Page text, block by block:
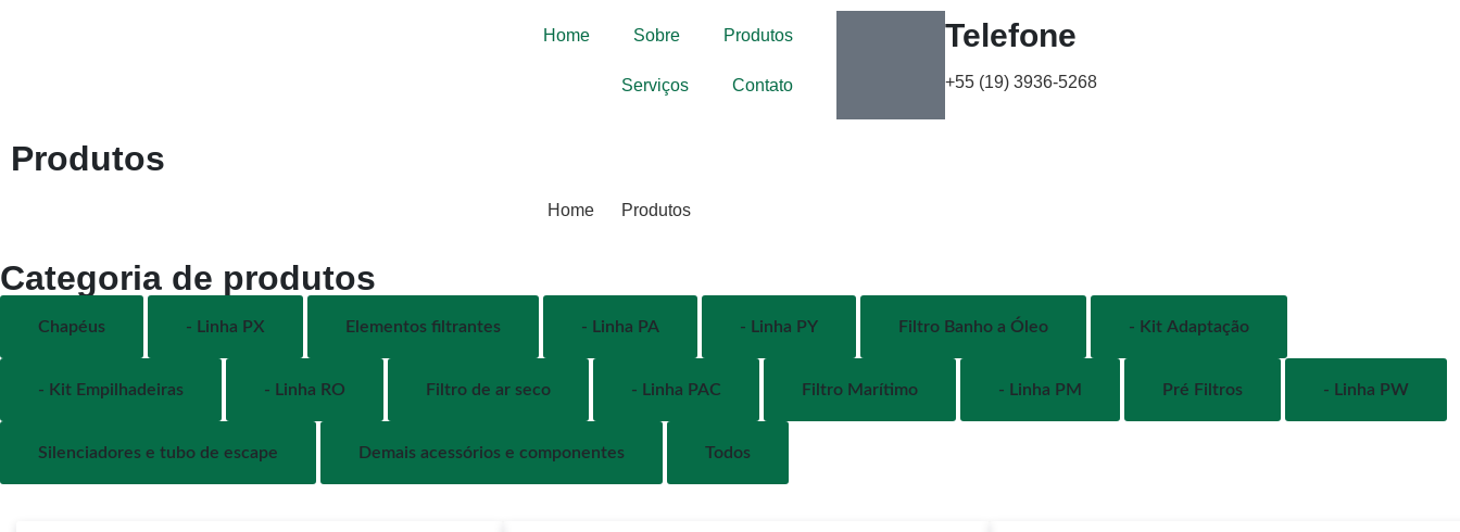
Home Sobre Produtos
Serviços Contato
Telefone
+55 (19) 3936-5268
Produtos
Home Produtos
Categoria de produtos
Chapéus - Linha PX Elementos filtrantes - Linha PA - Linha PY Filtro Banho a Óleo - Kit Adaptação
- Kit Empilhadeiras - Linha RO Filtro de ar seco - Linha PAC Filtro Marítimo - Linha PM Pré Filtros - Linha PW
Silenciadores e tubo de escape Demais acessórios e componentes Todos